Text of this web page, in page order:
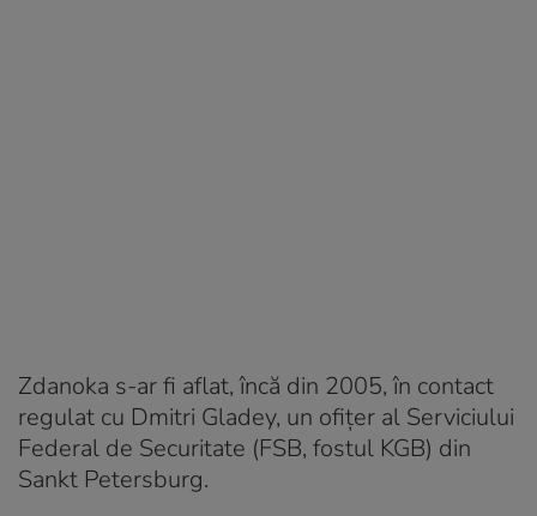
Zdanoka s-ar fi aflat, încă din 2005, în contact
regulat cu Dmitri Gladey, un ofițer al Serviciului
Federal de Securitate (FSB, fostul KGB) din
Sankt Petersburg.